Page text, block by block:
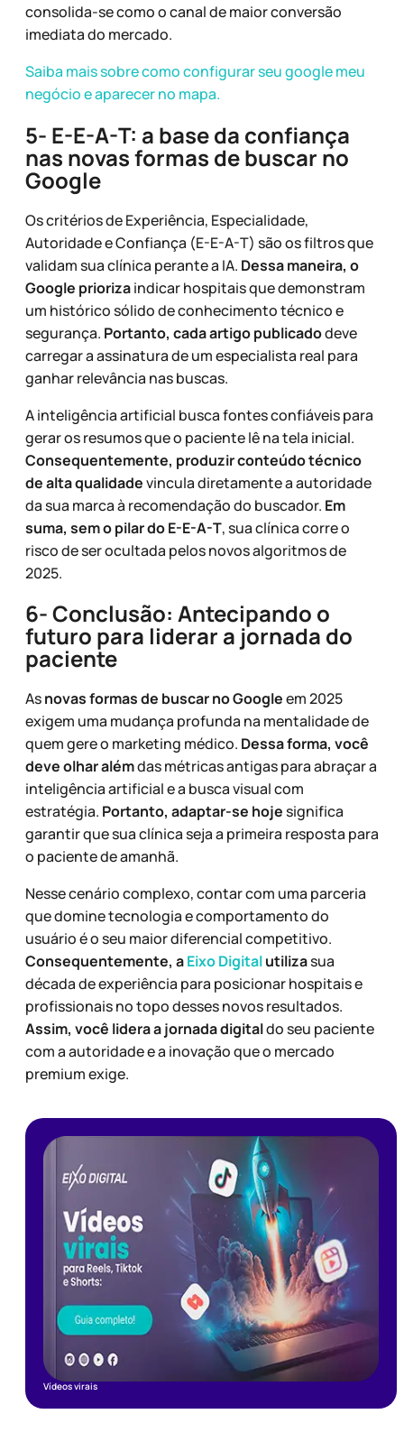
consolida-se como o canal de maior conversão
imediata do mercado.
Saiba mais sobre como configurar seu google meu
negócio e aparecer no mapa.
5- E-E-A-T: a base da confiança
nas novas formas de buscar no
Google
Os critérios de Experiência, Especialidade,
Autoridade e Confiança (E-E-A-T) são os filtros que
validam sua clínica perante a IA. Dessa maneira, o
Google priorizaindicar hospitais que demonstram
um histórico sólido de conhecimento técnico e
segurança. Portanto, cada artigo publicadodeve
carregar a assinatura de um especialista real para
ganhar relevância nas buscas.
A inteligência artificial busca fontes confiáveis para
gerar os resumos que o paciente lê na tela inicial.
Consequentemente, produzir conteúdo técnico
de alta qualidadevincula diretamente a autoridade
da sua marca à recomendação do buscador. Em
suma, sem o pilar do E-E-A-T, sua clínica corre o
risco de ser ocultada pelos novos algoritmos de
2025.
6- Conclusão: Antecipando o
futuro para liderar a jornada do
paciente
Asnovas formas de buscar no Googleem 2025
exigem uma mudança profunda na mentalidade de
quem gere o marketing médico. Dessa forma, você
deve olhar alémdas métricas antigas para abraçar a
inteligência artificial e a busca visual com
estratégia. Portanto, adaptar-se hojesignifica
garantir que sua clínica seja a primeira resposta para
o paciente de amanhã.
Nesse cenário complexo, contar com uma parceria
que domine tecnologia e comportamento do
usuário é o seu maior diferencial competitivo.
Consequentemente, aEixo Digitalutilizasua
década de experiência para posicionar hospitais e
profissionais no topo desses novos resultados.
Assim, você lidera a jornada digitaldo seu paciente
com a autoridade e a inovação que o mercado
premium exige.
Vídeos virais